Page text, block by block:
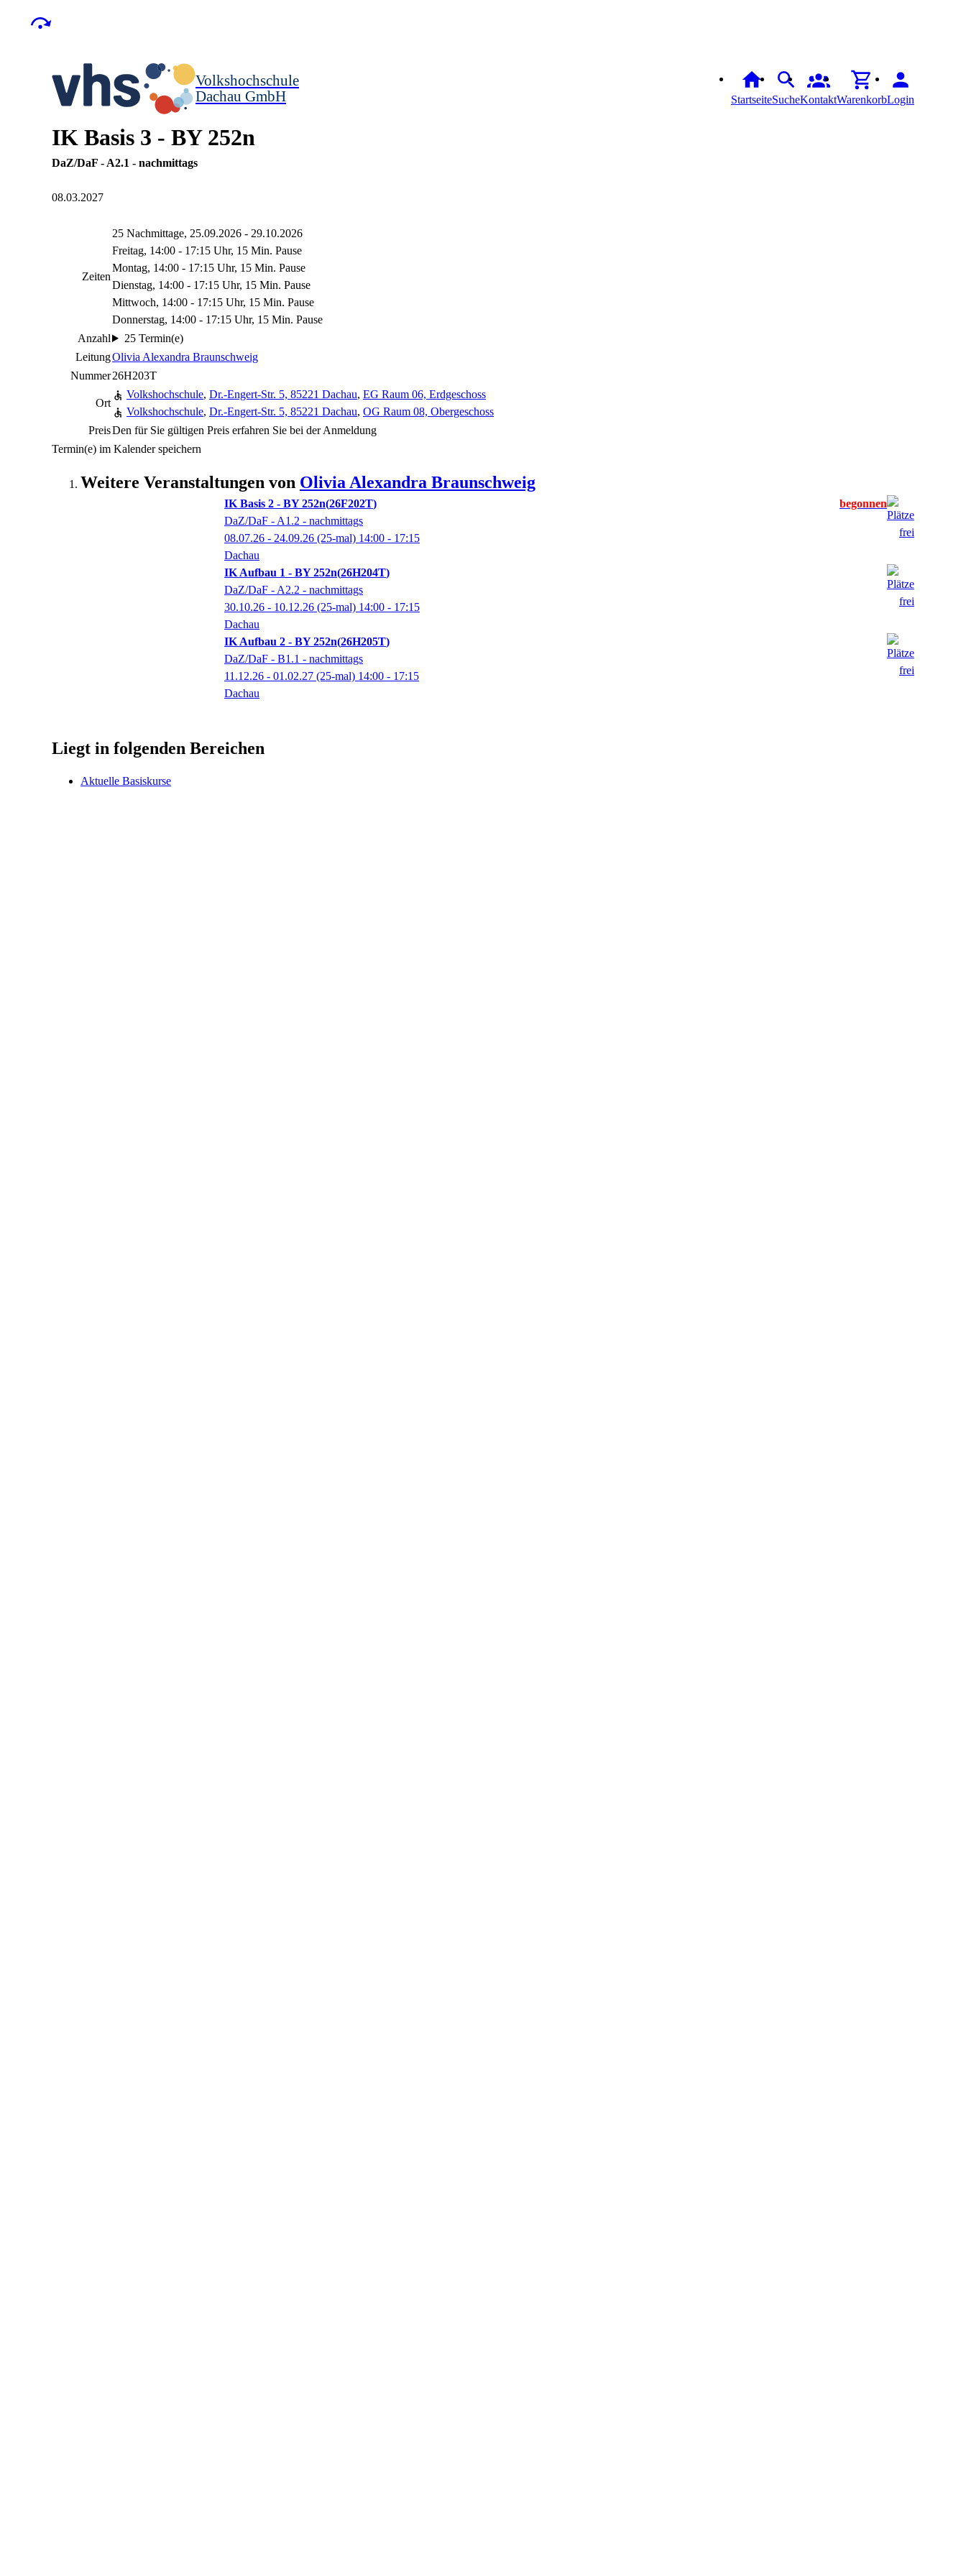
Volkshochschule
Dachau GmbH
StartseiteSucheKontaktWarenkorbLogin
IK Basis 3 - BY 252n
DaZ/DaF - A2.1 - nachmittags
08.03.2027
Zeiten
25 Nachmittage, 25.09.2026 - 29.10.2026
Freitag, 14:00 - 17:15 Uhr, 15 Min. Pause
Montag, 14:00 - 17:15 Uhr, 15 Min. Pause
Dienstag, 14:00 - 17:15 Uhr, 15 Min. Pause
Mittwoch, 14:00 - 17:15 Uhr, 15 Min. Pause
Donnerstag, 14:00 - 17:15 Uhr, 15 Min. Pause
Anzahl
25 Termin(e)
LeitungOlivia Alexandra Braunschweig
Nummer26H203T
Ort
Volkshochschule, Dr.-Engert-Str. 5, 85221 Dachau, EG Raum 06, Erdgeschoss
Volkshochschule, Dr.-Engert-Str. 5, 85221 Dachau, OG Raum 08, Obergeschoss
PreisDen für Sie gültigen Preis erfahren Sie bei der Anmeldung
Termin(e) im Kalender speichern
Weitere Veranstaltungen von Olivia Alexandra Braunschweig
IK Basis 2 - BY 252n 26F202T
DaZ/DaF - A1.2 - nachmittags
08.07.26 - 24.09.26 (25-mal) 14:00 - 17:15
Dachau
IK Aufbau 1 - BY 252n 26H204T
DaZ/DaF - A2.2 - nachmittags
30.10.26 - 10.12.26 (25-mal) 14:00 - 17:15
Dachau
IK Aufbau 2 - BY 252n 26H205T
DaZ/DaF - B1.1 - nachmittags
11.12.26 - 01.02.27 (25-mal) 14:00 - 17:15
Dachau
Liegt in folgenden Bereichen
Aktuelle Basiskurse